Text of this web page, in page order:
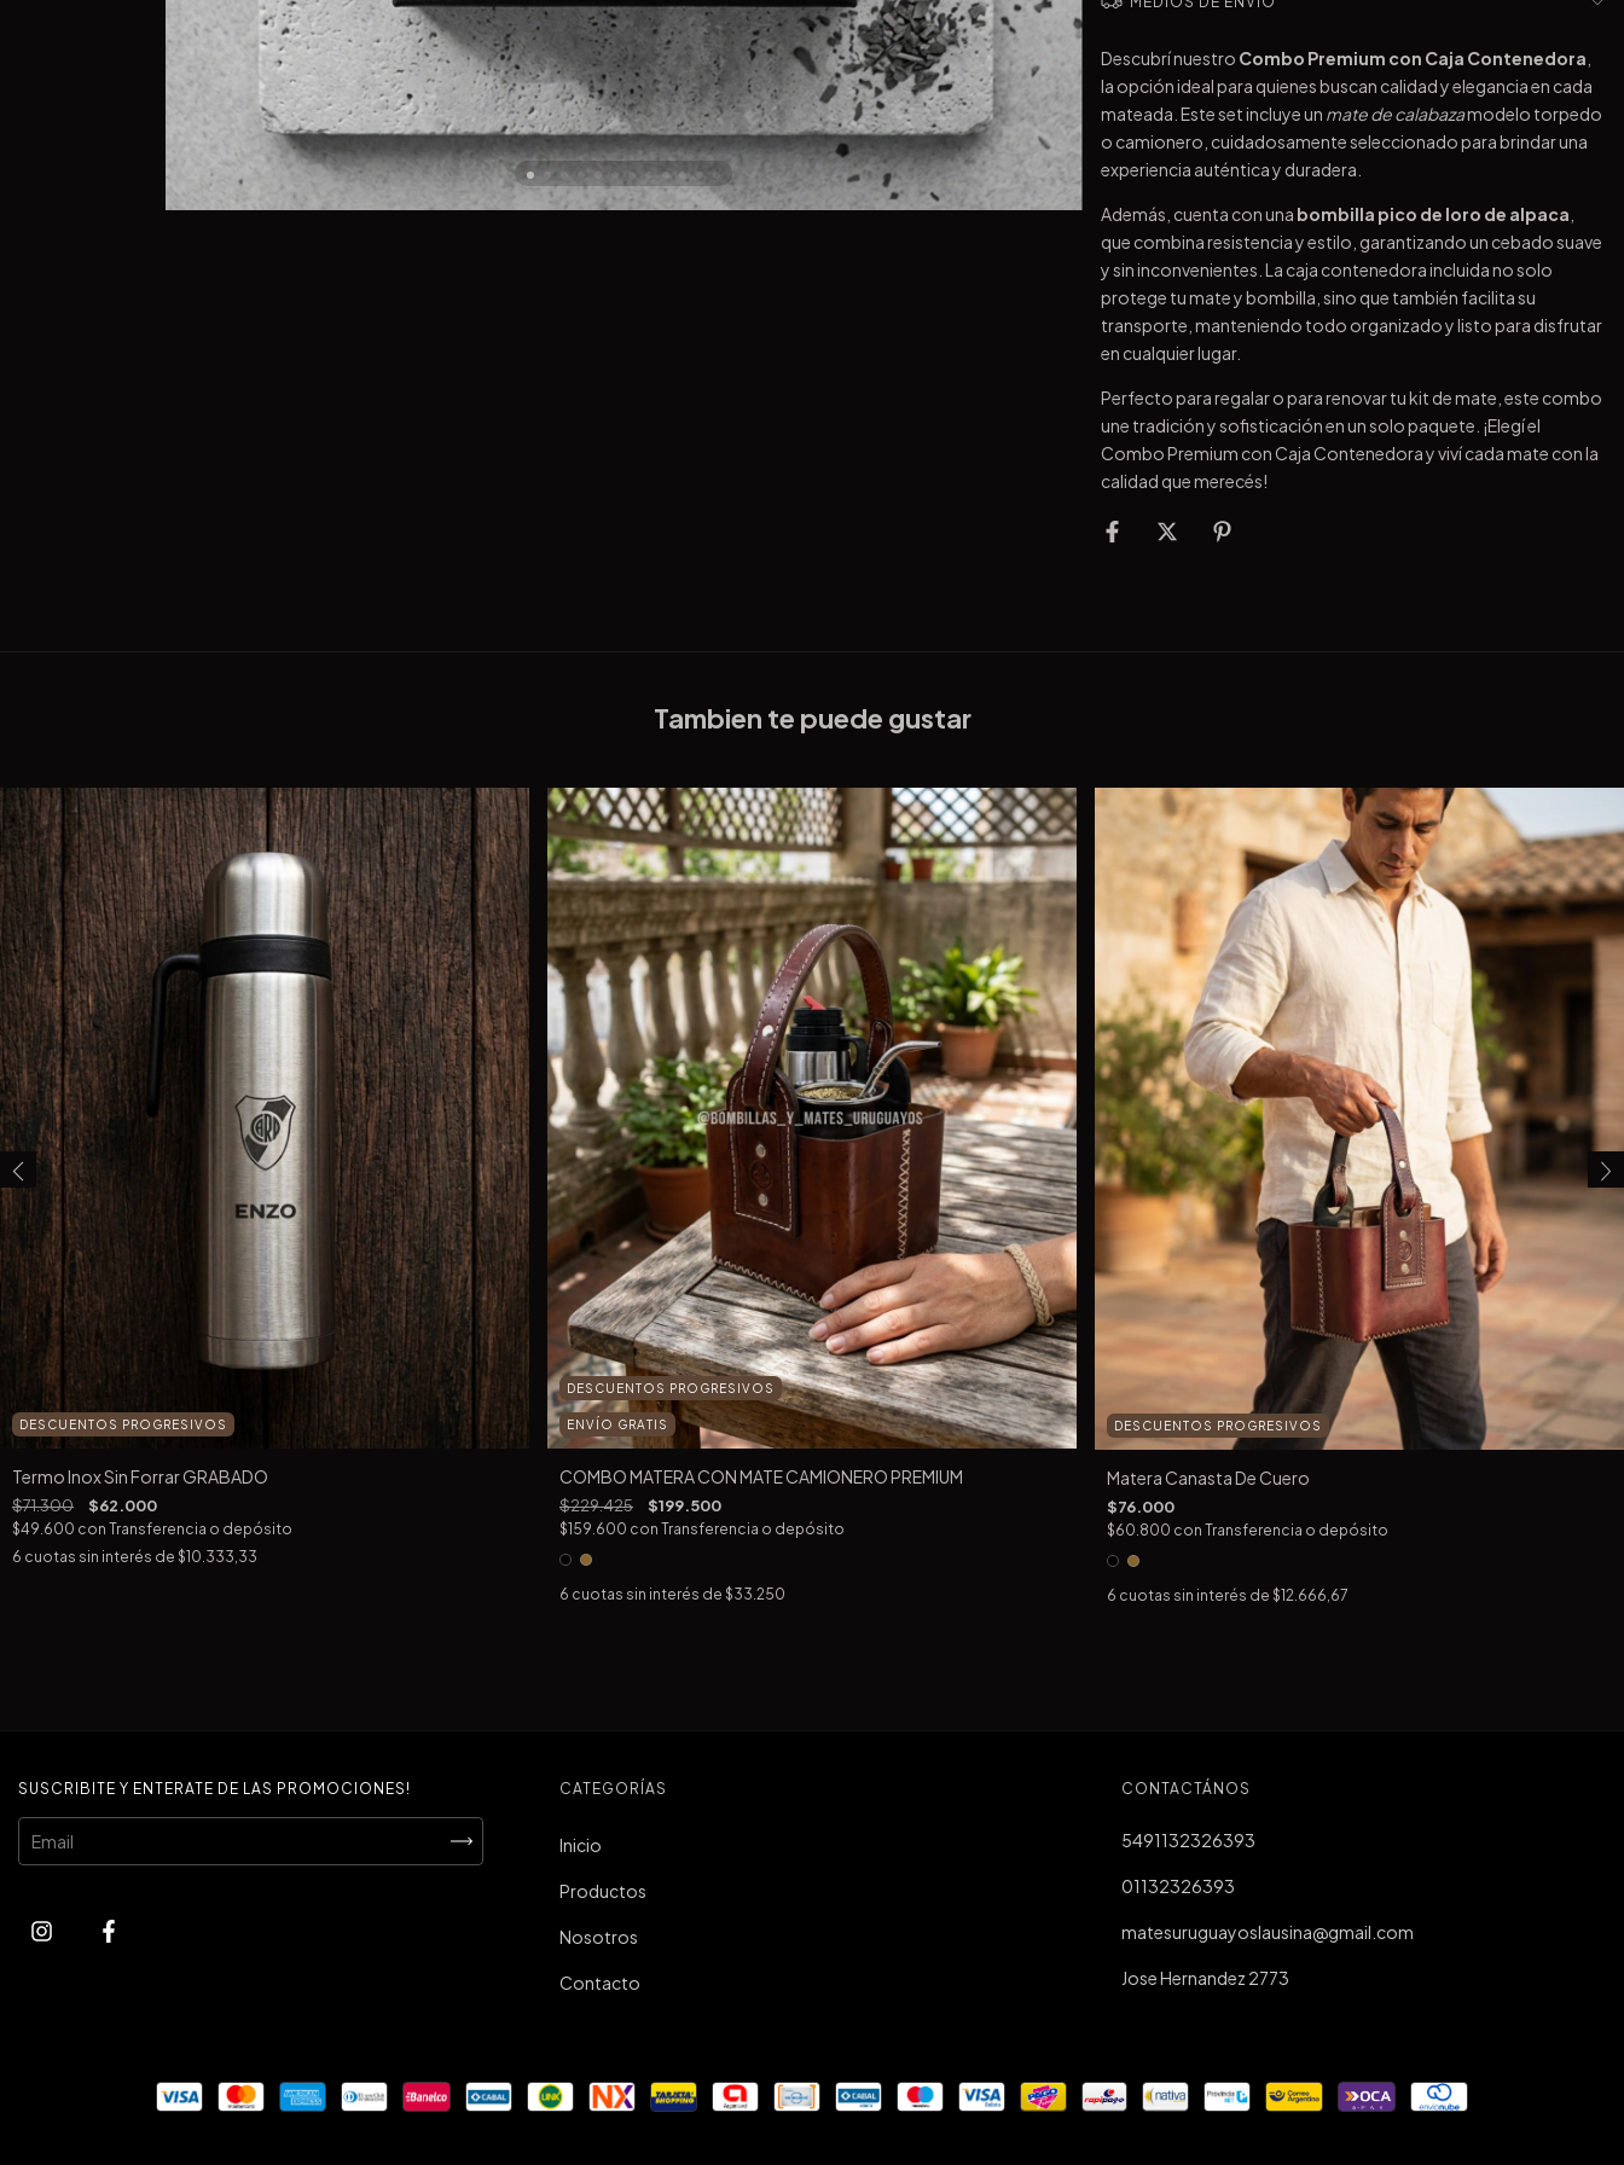
Descubrí nuestro Combo Premium con Caja Contenedora
la opción ideal para quienes buscan calidad y elegancia en cada
mateada. Este set incluye un mate de calabazamodelo torpedo
o camionero, cuidadosamente seleccionado para brindar una
experiencia auténtica y duradera.
Además, cuenta con una bombilla pico de loro de alpaca
que combina resistencia y estilo, garantizando un cebado suave
y sin inconvenientes. La caja contenedora incluida no solo
protege tu mate y bombilla, sino que también facilita su
transporte, manteniendo todo organizado y listo para disfrutar
en cualquier lugar.
Perfecto para regalar o para renovar tu kit de mate, este combo
une tradición y sofisticación en un solo paquete. ¡Elegí el
Combo Premium con Caja Contenedora y viví cada mate con la
calidad que merecés!
Tambien te puede gustar
DESCUENTOS PROGRESIVOS
Termo Inox Sin Forrar GRABADO
$71.300 $62.000
$49.600 con Transferencia o depósito
6 cuotas sin interés de $10.333,33
DESCUENTOS PROGRESIVOS
ENVÍO GRATIS
COMBO MATERA CON MATE CAMIONERO PREMIUM
$229.425 $199.500
$159.600 con Transferencia o depósito
6 cuotas sin interés de $33.250
DESCUENTOS PROGRESIVOS
Matera Canasta De Cuero
$76.000
$60.800 con Transferencia o depósito
6 cuotas sin interés de $12.666,67
SUSCRIBITE Y ENTERATE DE LAS PROMOCIONES! CATEGORÍAS
Inicio
Productos
Nosotros
Contacto
CONTACTÁNOS
5491132326393
01132326393
matesuruguayoslausina@gmail.com
Jose Hernandez 2773